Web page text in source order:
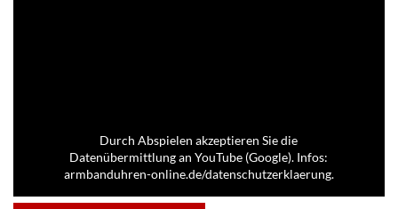
Durch Abspielen akzeptieren Sie die
Datenübermittlung an YouTube (Google). Infos:
armbanduhren-online.de/datenschutzerklaerung.